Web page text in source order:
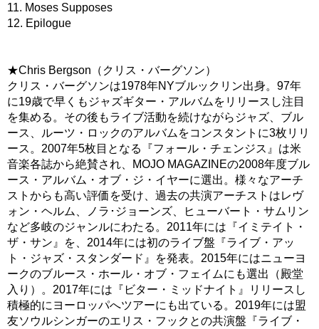
11. Moses Supposes
12. Epilogue
★Chris Bergson（クリス・バーグソン）
クリス・バーグソンは1978年NYブルックリン出身。97年
に19歳で早くもジャズギター・アルバムをリリースし注目
を集める。その後もライブ活動を続けながらジャズ、ブル
ース、ルーツ・ロックのアルバムをコンスタントに3枚リリ
ース。2007年5枚目となる『フォール・チェンジス』は米
音楽各誌から絶賛され、MOJO MAGAZINEの2008年度ブル
ース・アルバム・オブ・ジ・イヤーに選出。様々なアーチ
ストからも高い評価を受け、過去の共演アーチストはレヴ
ォン・ヘルム、ノラ･ジョーンズ、ヒューバート・サムリン
など多岐のジャンルにわたる。2011年には『イミテイト・
ザ・サン』を、2014年には初のライブ盤『ライブ・アッ
ト・ジャズ・スタンダード』を発表。2015年にはニューヨ
ークのブルース・ホール・オブ・フェイムにも選出（殿堂
入り）。2017年には『ビター・ミッドナイト』リリースし
積極的にヨーロッパへツアーにも出ている。2019年には盟
友ソウルシンガーのエリス・フックとの共演盤『ライブ・